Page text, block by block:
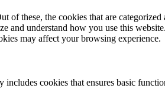
these, the cookies that are categorized
and understand how you use this
may affect your browsing experience.
cookies that ensures basic